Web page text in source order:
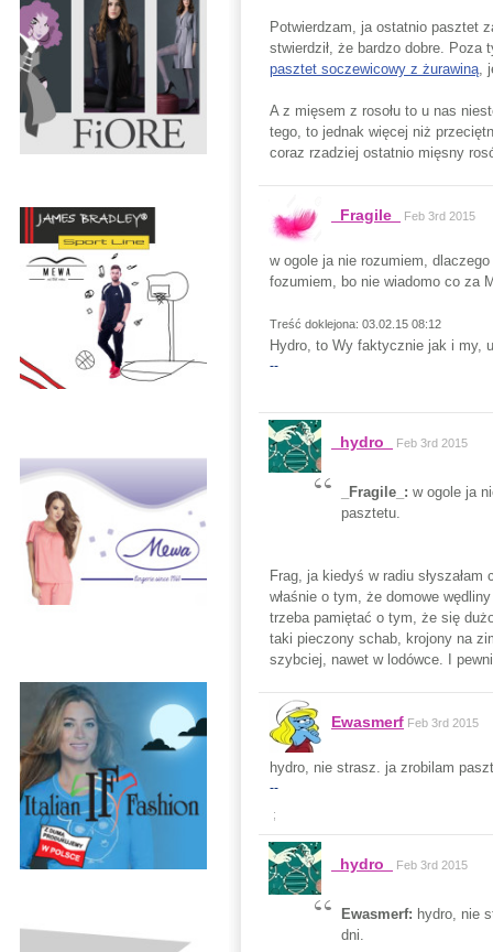
Potwierdzam, ja ostatnio pasztet
stwierdził, że bardzo dobre.
pasztet soczewicowy z żurawiną,
A z mięsem z rosołu to u nas
tego, to jednak więcej niż
coraz rzadziej ostatnio mięsny
_Fragile_ Feb 3rd 2015
w ogole ja nie rozumiem,
fozumiem, bo nie wiadomo co za
Treść doklejona: 03.02.15 08:12
Hydro, to Wy faktycznie jak i my,
--
_hydro_ Feb 3rd 2015
_Fragile_: w ogole ja
pasztetu.
Frag, ja kiedyś w radiu
właśnie o tym, że domowe
trzeba pamiętać o tym, że się
taki pieczony schab, krojony na
szybciej, nawet w lodówce. I
Ewasmerf Feb 3rd 2015
hydro, nie strasz. ja zrobilam
--
;
_hydro_ Feb 3rd 2015
Ewasmerf: hydro, nie
dni.